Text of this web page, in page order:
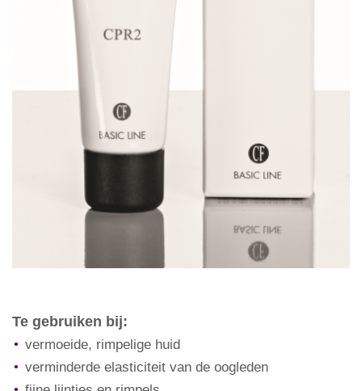
Te gebruiken bij:
vermoeide, rimpelige huid
verminderde elasticiteit van de oogleden